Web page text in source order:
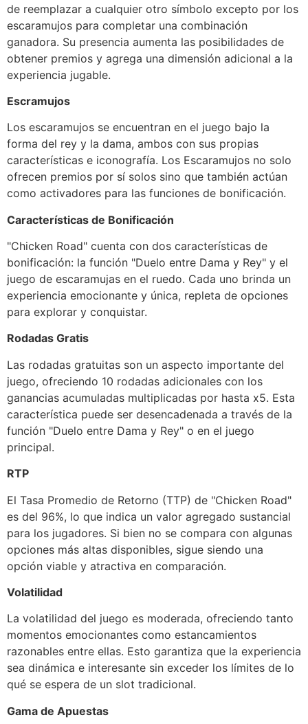
de reemplazar a cualquier otro símbolo excepto por los
escaramujos para completar una combinación
ganadora. Su presencia aumenta las posibilidades de
obtener premios y agrega una dimensión adicional a la
experiencia jugable.
Escramujos
Los escaramujos se encuentran en el juego bajo la
forma del rey y la dama, ambos con sus propias
características e iconografía. Los Escaramujos no solo
ofrecen premios por sí solos sino que también actúan
como activadores para las funciones de bonificación.
Características de Bonificación
"Chicken Road" cuenta con dos características de
bonificación: la función "Duelo entre Dama y Rey" y el
juego de escaramujas en el ruedo. Cada uno brinda un
experiencia emocionante y única, repleta de opciones
para explorar y conquistar.
Rodadas Gratis
Las rodadas gratuitas son un aspecto importante del
juego, ofreciendo 10 rodadas adicionales con los
ganancias acumuladas multiplicadas por hasta x5. Esta
característica puede ser desencadenada a través de la
función "Duelo entre Dama y Rey" o en el juego
principal.
RTP
El Tasa Promedio de Retorno (TTP) de "Chicken Road"
es del 96%, lo que indica un valor agregado sustancial
para los jugadores. Si bien no se compara con algunas
opciones más altas disponibles, sigue siendo una
opción viable y atractiva en comparación.
Volatilidad
La volatilidad del juego es moderada, ofreciendo tanto
momentos emocionantes como estancamientos
razonables entre ellas. Esto garantiza que la experiencia
sea dinámica e interesante sin exceder los límites de lo
qué se espera de un slot tradicional.
Gama de Apuestas